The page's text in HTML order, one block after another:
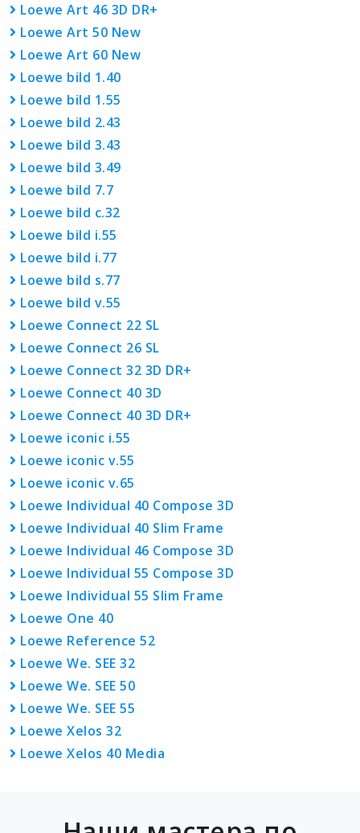
Loewe Art 46 3D DR+
Loewe Art 50 New
Loewe Art 60 New
Loewe bild 1.40
Loewe bild 1.55
Loewe bild 2.43
Loewe bild 3.43
Loewe bild 3.49
Loewe bild 7.7
Loewe bild c.32
Loewe bild i.55
Loewe bild i.77
Loewe bild s.77
Loewe bild v.55
Loewe Connect 22 SL
Loewe Connect 26 SL
Loewe Connect 32 3D DR+
Loewe Connect 40 3D
Loewe Connect 40 3D DR+
Loewe iconic i.55
Loewe iconic v.55
Loewe iconic v.65
Loewe Individual 40 Compose 3D
Loewe Individual 40 Slim Frame
Loewe Individual 46 Compose 3D
Loewe Individual 55 Compose 3D
Loewe Individual 55 Slim Frame
Loewe One 40
Loewe Reference 52
Loewe We. SEE 32
Loewe We. SEE 50
Loewe We. SEE 55
Loewe Xelos 32
Loewe Xelos 40 Media